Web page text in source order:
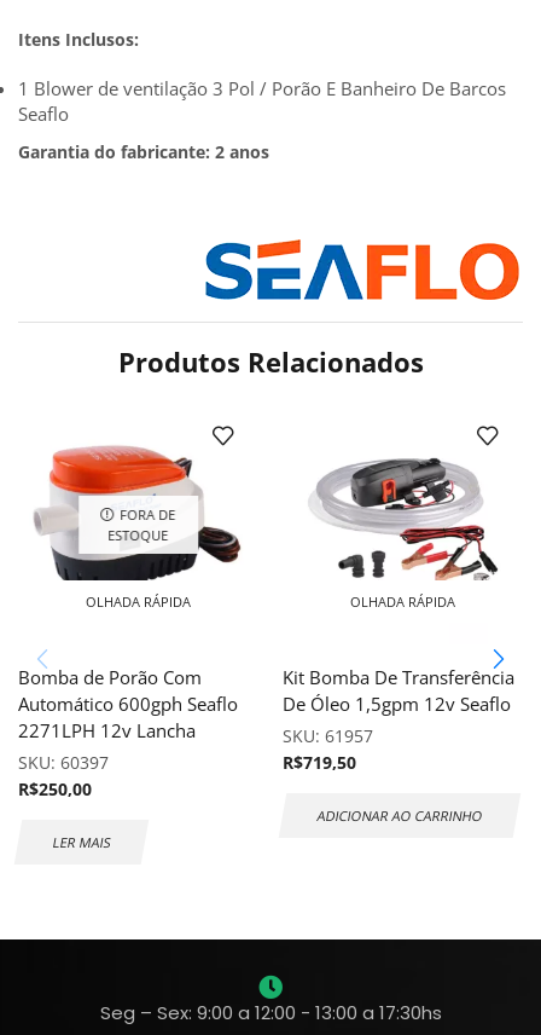
Itens Inclusos:
1 Blower de ventilação 3 Pol / Porão E Banheiro De Barcos
Seaflo
Garantia do fabricante: 2 anos
Produtos Relacionados
FORA DE
ESTOQUE
OLHADA RÁPIDA
Bomba de Porão Com
Automático 600gph Seaflo
2271LPH 12v Lancha
SKU: 60397
R$250,00
LER MAIS
OLHADA RÁPIDA
Kit Bomba De Transferência
De Óleo 1,5gpm 12v Seaflo
SKU: 61957
R$719,50
ADICIONAR AO CARRINHO
Seg – Sex: 9:00 a 12:00 - 13:00 a 17:30hs